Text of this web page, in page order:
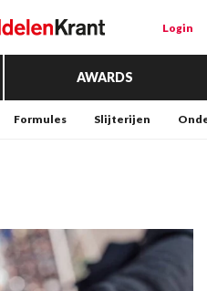
Login
AWARDS
Formules Slijterijen